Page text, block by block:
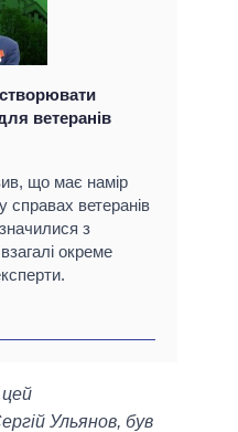
ветеранів
що має намір
справах ветеранів
з
окреме
Ульянов, був